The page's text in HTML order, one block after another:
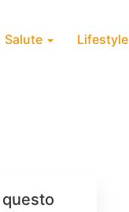
Salute Lifestyle